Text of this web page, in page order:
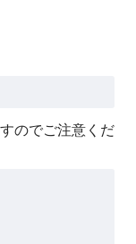
のでご注意くだ